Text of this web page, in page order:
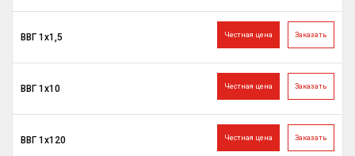
Заказать
Честная цена
ВВГ 1х1,5
Заказать
Честная цена
ВВГ 1х10
Заказать
Честная цена
ВВГ 1х120